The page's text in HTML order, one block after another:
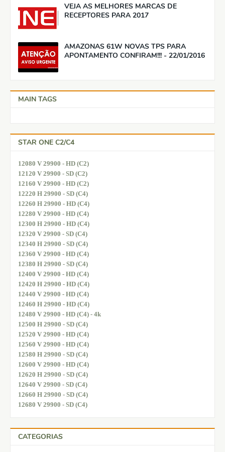
VEJA AS MELHORES MARCAS DE
RECEPTORES PARA 2017
AMAZONAS 61W NOVAS TPS PARA
APONTAMENTO CONFIRAM!!! - 22/01/2016
MAIN TAGS
STAR ONE C2/C4
12080 V 29900 - HD (C2)
12120 V 29900 - SD (C2)
12160 V 29900 - HD (C2)
12220 H 29900 - SD (C4)
12260 H 29900 - HD (C4)
12280 V 29900 - HD (C4)
12300 H 29900 - HD (C4)
12320 V 29900 - SD (C4)
12340 H 29900 - SD (C4)
12360 V 29900 - HD (C4)
12380 H 29900 - SD (C4)
12400 V 29900 - HD (C4)
12420 H 29900 - HD (C4)
12440 V 29900 - HD (C4)
12460 H 29900 - HD (C4)
12480 V 29900 - HD (C4) - 4k
12500 H 29900 - SD (C4)
12520 V 29900 - HD (C4)
12560 V 29900 - HD (C4)
12580 H 29900 - SD (C4)
12600 V 29900 - HD (C4)
12620 H 29900 - SD (C4)
12640 V 29900 - SD (C4)
12660 H 29900 - SD (C4)
12680 V 29900 - SD (C4)
CATEGORIAS